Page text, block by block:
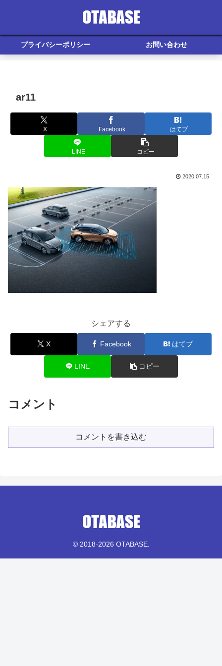
プライバシーポリシー お問い合わせ
ar11
X Facebook はてブ
LINE コピー
2020.07.15
シェアする
X Facebook はてブ
LINE コピー
コメント
コメントを書き込む
© 2018-2026 OTABASE.